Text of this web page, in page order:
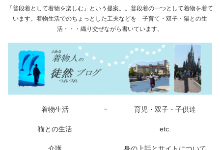
「普段着として着物を楽しむ」という提案。。普段着の一つとして着物を着て
います。着物生活でのちょっとした工夫などを 子育て・双子・猫との生
活・・・織り交ぜながら書いています。
着物生活 育児・双子・子供達
猫との生活 etc.